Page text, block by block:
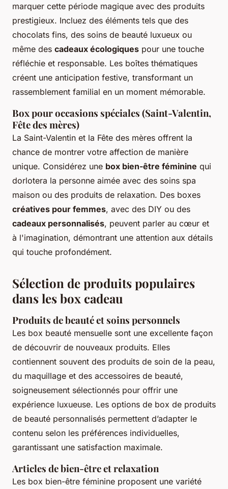
marquer cette période magique avec des produits
prestigieux. Incluez des éléments tels que des
chocolats fins, des soins de beauté luxueux ou
même des cadeaux écologiques pour une touche
réfléchie et responsable. Les boîtes thématiques
créent une anticipation festive, transformant un
rassemblement familial en un moment mémorable.
Box pour occasions spéciales (Saint-Valentin,
Fête des mères)
La Saint-Valentin et la Fête des mères offrent la
chance de montrer votre affection de manière
unique. Considérez une box bien-être féminine qui
dorlotera la personne aimée avec des soins spa
maison ou des produits de relaxation. Des boxes
créatives pour femmes, avec des DIY ou des
cadeaux personnalisés, peuvent parler au cœur et
à l'imagination, démontrant une attention aux détails
qui touche profondément.
Sélection de produits populaires
dans les box cadeau
Produits de beauté et soins personnels
Les box beauté mensuelle sont une excellente façon
de découvrir de nouveaux produits. Elles
contiennent souvent des produits de soin de la peau,
du maquillage et des accessoires de beauté,
soigneusement sélectionnés pour offrir une
expérience luxueuse. Les options de box de produits
de beauté personnalisés permettent d’adapter le
contenu selon les préférences individuelles,
garantissant une satisfaction maximale.
Articles de bien-être et relaxation
Les box bien-être féminine proposent une variété